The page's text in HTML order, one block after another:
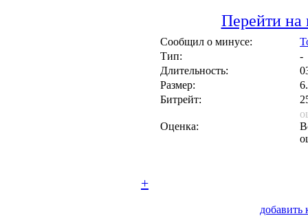
Перейти на
Сообщил о минусе:
Тип:
-
Длительность:
Размер:
Битрейт:
Оценка:
+
добавить